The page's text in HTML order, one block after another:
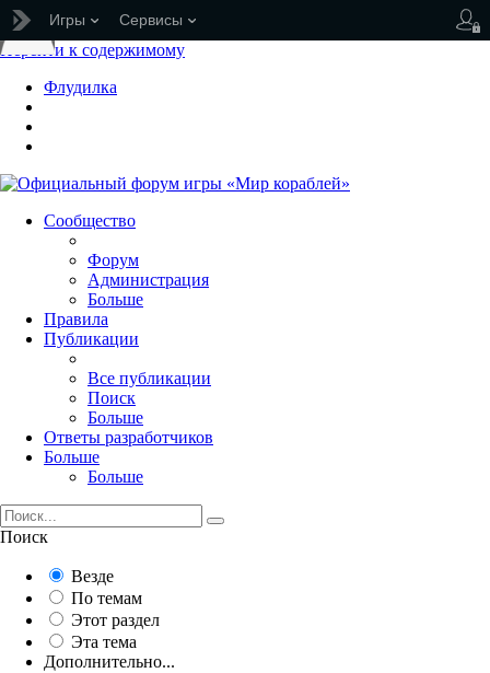
Игры Сервисы
Перейти к содержимому
Флудилка
Сообщество
Форум
Администрация
Больше
Правила
Публикации
Все публикации
Поиск
Больше
Ответы разработчиков
Больше
Больше
Поиск
Везде
По темам
Этот раздел
Эта тема
Дополнительно...